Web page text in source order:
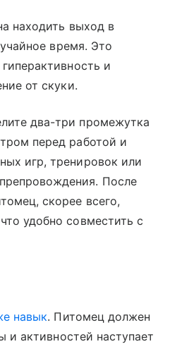
находить выход в
время. Это
и
от скуки.
два-три промежутка
перед работой и
игр, тренировок или
После
скорее всего,
удобно совместить с
навык. Питомец должен
и активностей наступает